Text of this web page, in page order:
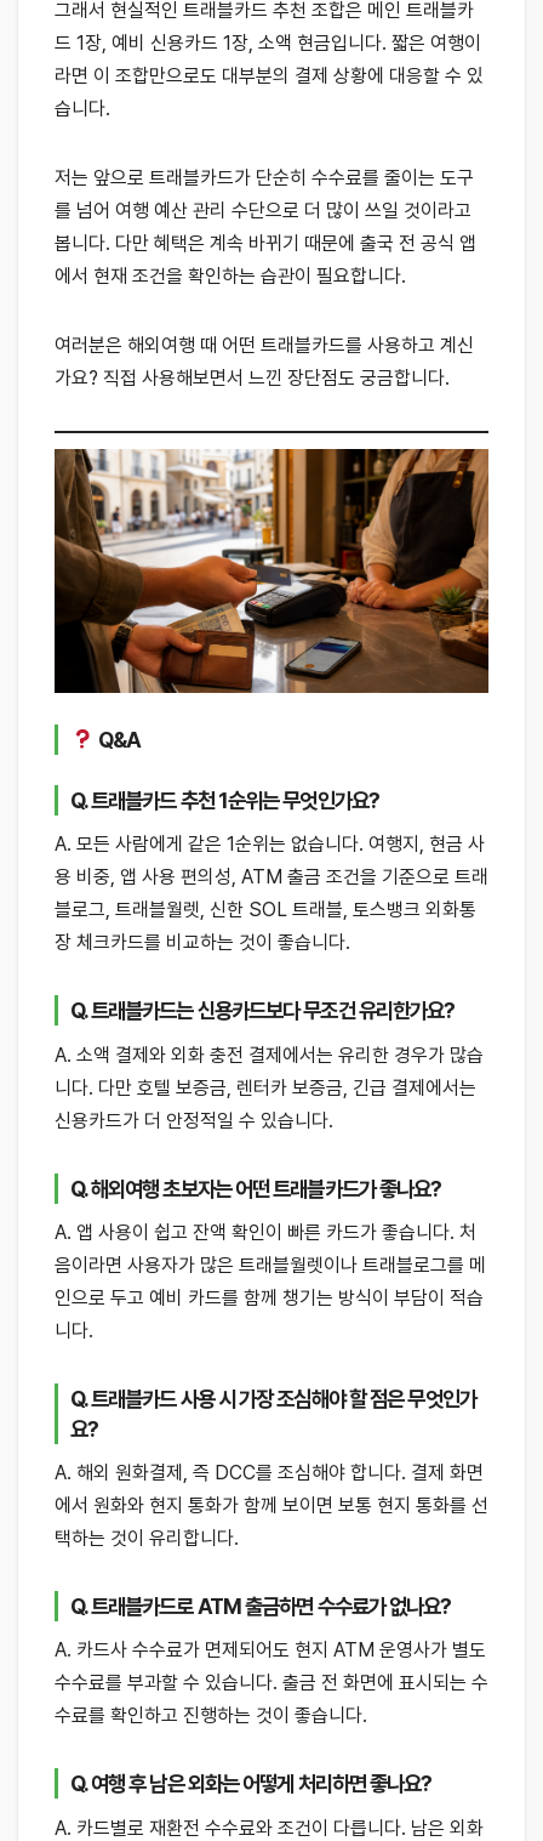
그래서 현실적인 트래블카드 추천 조합은 메인 트래블카
드 1장, 예비 신용카드 1장, 소액 현금입니다. 짧은 여행이
라면 이 조합만으로도 대부분의 결제 상황에 대응할 수 있
습니다.
저는 앞으로 트래블카드가 단순히 수수료를 줄이는 도구
를 넘어 여행 예산 관리 수단으로 더 많이 쓰일 것이라고
봅니다. 다만 혜택은 계속 바뀌기 때문에 출국 전 공식 앱
에서 현재 조건을 확인하는 습관이 필요합니다.
여러분은 해외여행 때 어떤 트래블카드를 사용하고 계신
가요? 직접 사용해보면서 느낀 장단점도 궁금합니다.
Q&A
Q. 트래블카드 추천 1순위는 무엇인가요?
A. 모든 사람에게 같은 1순위는 없습니다. 여행지, 현금 사
용 비중, 앱 사용 편의성, ATM 출금 조건을 기준으로 트래
블로그, 트래블월렛, 신한 SOL 트래블, 토스뱅크 외화통
장 체크카드를 비교하는 것이 좋습니다.
Q. 트래블카드는 신용카드보다 무조건 유리한가요?
A. 소액 결제와 외화 충전 결제에서는 유리한 경우가 많습
니다. 다만 호텔 보증금, 렌터카 보증금, 긴급 결제에서는
신용카드가 더 안정적일 수 있습니다.
Q. 해외여행 초보자는 어떤 트래블카드가 좋나요?
A. 앱 사용이 쉽고 잔액 확인이 빠른 카드가 좋습니다. 처
음이라면 사용자가 많은 트래블월렛이나 트래블로그를 메
인으로 두고 예비 카드를 함께 챙기는 방식이 부담이 적습
니다.
Q. 트래블카드 사용 시 가장 조심해야 할 점은 무엇인가
요?
A. 해외 원화결제, 즉 DCC를 조심해야 합니다. 결제 화면
에서 원화와 현지 통화가 함께 보이면 보통 현지 통화를 선
택하는 것이 유리합니다.
Q. 트래블카드로 ATM 출금하면 수수료가 없나요?
A. 카드사 수수료가 면제되어도 현지 ATM 운영사가 별도
수수료를 부과할 수 있습니다. 출금 전 화면에 표시되는 수
수료를 확인하고 진행하는 것이 좋습니다.
Q. 여행 후 남은 외화는 어떻게 처리하면 좋나요?
A. 카드별로 재환전 수수료와 조건이 다릅니다. 남은 외화